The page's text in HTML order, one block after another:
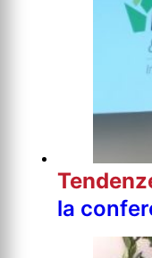
la